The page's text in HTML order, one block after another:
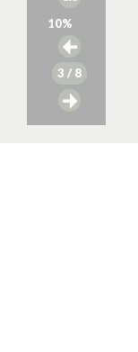
10%
3 / 8